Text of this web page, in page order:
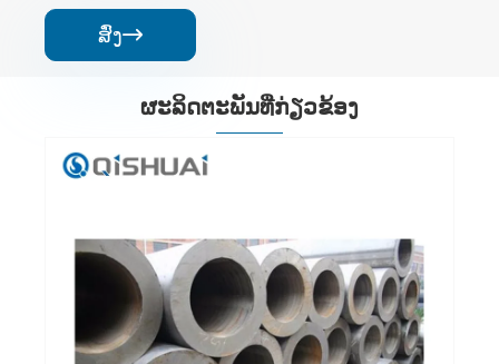
ສົ່ງ
ຜະ​ລິດ​ຕະ​ພັນ​ທີ່​ກ່ຽວ​ຂ້ອງ